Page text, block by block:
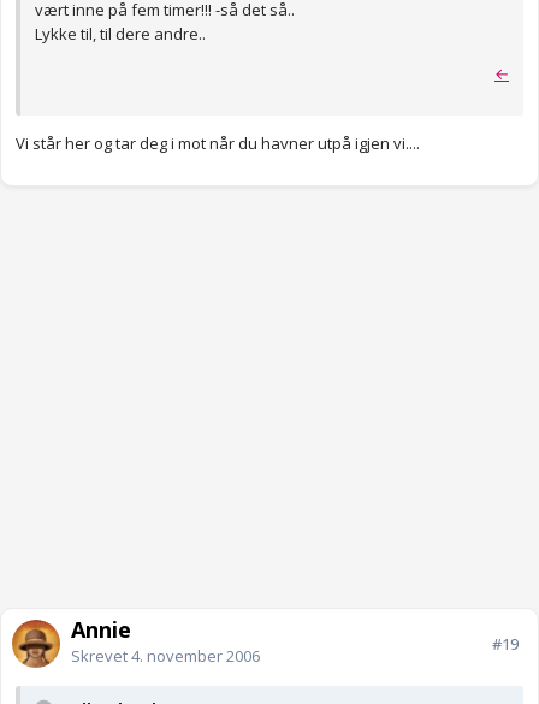
vært inne på fem timer!!! -så det så..
Lykke til, til dere andre..
←
Vi står her og tar deg i mot når du havner utpå igjen vi....
Annie
Skrevet4. november 2006
#19